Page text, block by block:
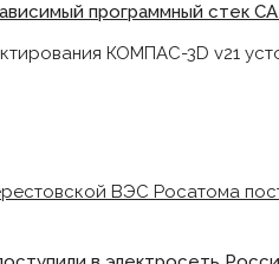
программный стек
КОМПАС-3D v21